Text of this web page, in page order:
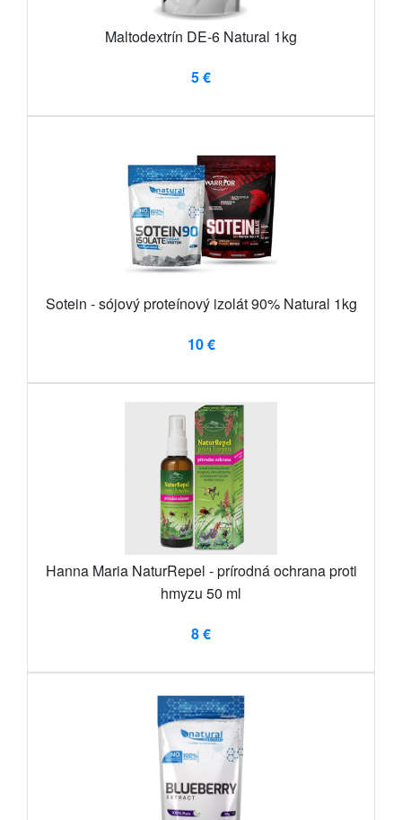
Maltodextrín DE-6 Natural 1kg
5 €
Sotein - sójový proteínový izolát 90% Natural 1kg
10 €
Hanna Maria NaturRepel - prírodná ochrana proti
hmyzu 50 ml
8 €